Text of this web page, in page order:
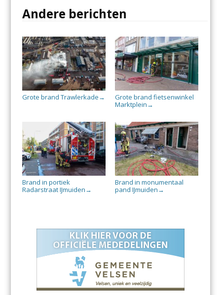
Andere berichten
Grote brand Trawlerkade →
Grote brand fietsenwinkel
Marktplein →
Brand in portiek
Radarstraat IJmuiden →
Brand in monumentaal
pand IJmuiden →